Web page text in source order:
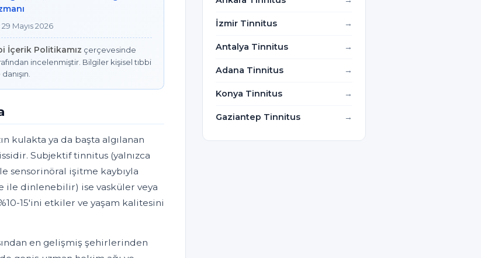
29 Mayıs 2026
İçerik Politikamız çerçevesinde
incelenmiştir. Bilgiler kişisel tıbbi
kulakta ya da başta algılanan
Subjektif tinnitus (yalnızca
sensorinöral işitme kaybıyla
dinlenebilir) ise vasküler veya
15'ini etkiler ve yaşam kalitesini
en gelişmiş şehirlerinden
İzmir Tinnitus
Antalya Tinnitus
Adana Tinnitus
Konya Tinnitus
Gaziantep Tinnitus